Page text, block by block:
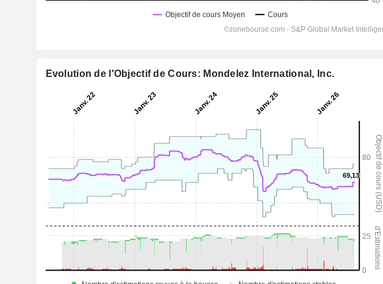
Evolution de l'Objectif de Cours: Mondelez International, Inc.